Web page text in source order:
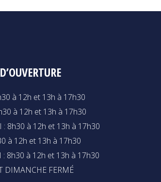
à 12h et 13h à 17h30
à 12h et 13h à 17h30
: 8h30 à 12h et 13h à 17h30
à 12h et 13h à 17h30
: 8h30 à 12h et 13h à 17h30
DIMANCHE FERMÉ